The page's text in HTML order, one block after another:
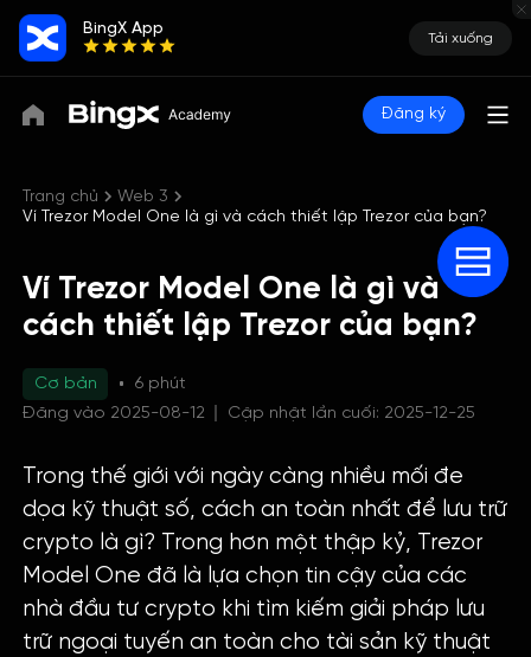
BingX App
Tải xuống
Đăng ký
Trang chủ
Web 3
Ví Trezor Model One là gì và cách thiết lập Trezor của bạn?
Ví Trezor Model One là gì và
cách thiết lập Trezor của bạn?
Cơ bản
6 phút
Đăng vào 2025-08-12
Cập nhật lần cuối: 2025-12-25
Trong thế giới với ngày càng nhiều mối đe
dọa kỹ thuật số, cách an toàn nhất để lưu trữ
crypto là gì? Trong hơn một thập kỷ, Trezor
Model One đã là lựa chọn tin cậy của các
nhà đầu tư crypto khi tìm kiếm giải pháp lưu
trữ ngoại tuyến an toàn cho tài sản kỹ thuật